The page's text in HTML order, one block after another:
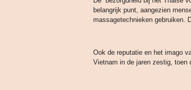
belangrijk punt, aangezien
massagetechnieken gebruiken.
Ook de reputatie en het imago
Vietnam in de jaren zestig, toen